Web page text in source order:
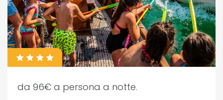
da 96€ a persona a notte.